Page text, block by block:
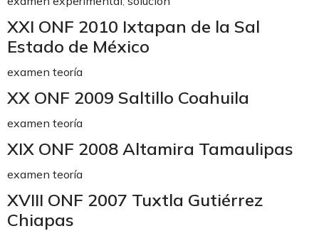
XXI ONF 2010 Ixtapan de la Sal
Estado de México
examen teoría
XX ONF 2009 Saltillo Coahuila
examen teoría
XIX ONF 2008 Altamira Tamaulipas
examen teoría
XVIII ONF 2007 Tuxtla Gutiérrez
Chiapas